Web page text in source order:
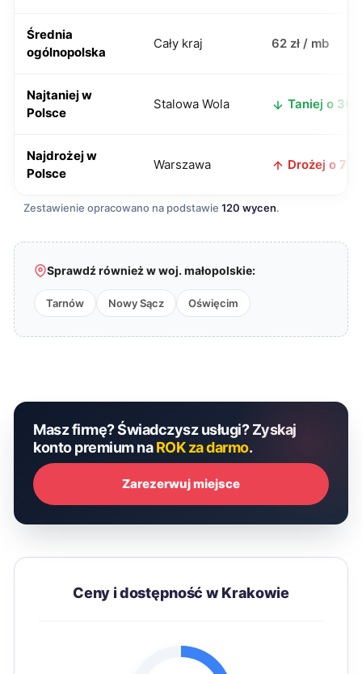
Średnia
ogólnopolska
Cały kraj 62 zł / mb
Najtaniej w
Polsce
Stalowa Wola Taniej o 30
Najdrożej w
Polsce
Warszawa Drożej o 7 zł
Zestawienie opracowano na podstawie 120 wycen.
Sprawdź również w woj. małopolskie:
Tarnów Nowy Sącz Oświęcim
Masz firmę? Świadczysz usługi? Zyskaj
konto premium naROK za darmo.
Zarezerwuj miejsce
Ceny i dostępność w Krakowie